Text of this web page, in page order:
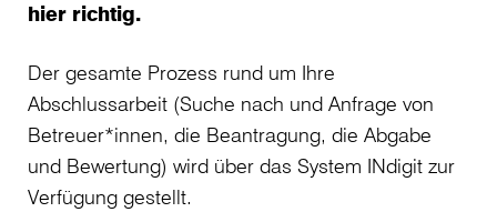
hier richtig.
Der gesamte Prozess rund um Ihre
Abschlussarbeit (Suche nach und Anfrage von
Betreuer*innen, die Beantragung, die Abgabe
und Bewertung) wird über das System INdigit zur
Verfügung gestellt.